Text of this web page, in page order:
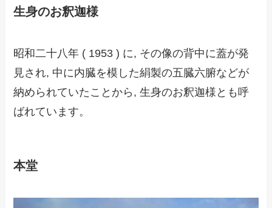
生身のお釈迦様
昭和二十八年 ( 1953 ) に, その像の背中に蓋が発
見され, 中に内臓を模した絹製の五臓六腑などが
納められていたことから, 生身のお釈迦様とも呼
ばれています。
本堂